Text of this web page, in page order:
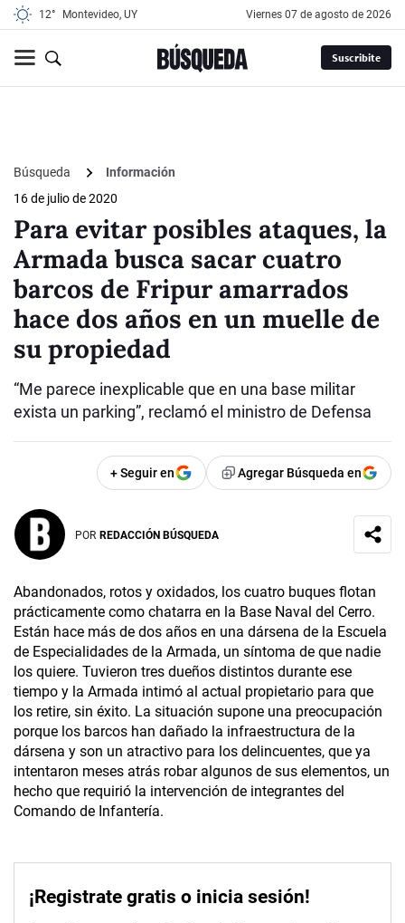
12° Montevideo, UY viernes 07 de agosto de 2026
Suscribite
Búsqueda
Información
16 de julio de 2020
Para evitar posibles ataques, la
Armada busca sacar cuatro
barcos de Fripur amarrados
hace dos años en un muelle de
su propiedad
“Me parece inexplicable que en una base militar
exista un parking”, reclamó el ministro de Defensa
+ Seguir en Agregar Búsqueda en
POR REDACCIÓN BÚSQUEDA
Abandonados, rotos y oxidados, los cuatro buques flotan
prácticamente como chatarra en la Base Naval del Cerro.
Están hace más de dos años en una dársena de la Escuela
de Especialidades de la Armada, un síntoma de que nadie
los quiere. Tuvieron tres dueños distintos durante ese
tiempo y la Armada intimó al actual propietario para que
los retire, sin éxito. La situación supone una preocupación
porque los barcos han dañado la infraestructura de la
dársena y son un atractivo para los delincuentes, que ya
intentaron meses atrás robar algunos de sus elementos, un
hecho que requirió la intervención de integrantes del
Comando de Infantería.
¡Registrate gratis o inicia sesión!